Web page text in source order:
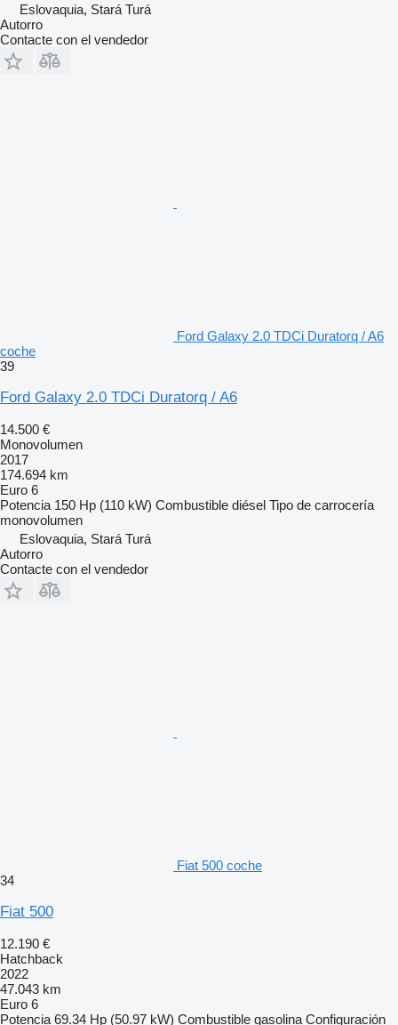
Eslovaquia, Stará Turá
Autorro
Contacte con el vendedor
Ford Galaxy 2.0 TDCi Duratorq / A6
coche
39
Ford Galaxy 2.0 TDCi Duratorq / A6
14.500 €
Monovolumen
2017
174.694 km
Euro 6
Potencia 150 Hp (110 kW) Combustible diésel Tipo de carrocería
monovolumen
Eslovaquia, Stará Turá
Autorro
Contacte con el vendedor
Fiat 500 coche
34
Fiat 500
12.190 €
Hatchback
2022
47.043 km
Euro 6
Potencia 69.34 Hp (50.97 kW) Combustible gasolina Configuración